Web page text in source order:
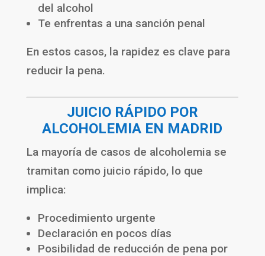
del alcohol
Te enfrentas a una sanción penal
En estos casos, la rapidez es clave para
reducir la pena.
JUICIO RÁPIDO POR
ALCOHOLEMIA EN MADRID
La mayoría de casos de alcoholemia se
tramitan como juicio rápido, lo que
implica:
Procedimiento urgente
Declaración en pocos días
Posibilidad de reducción de pena por